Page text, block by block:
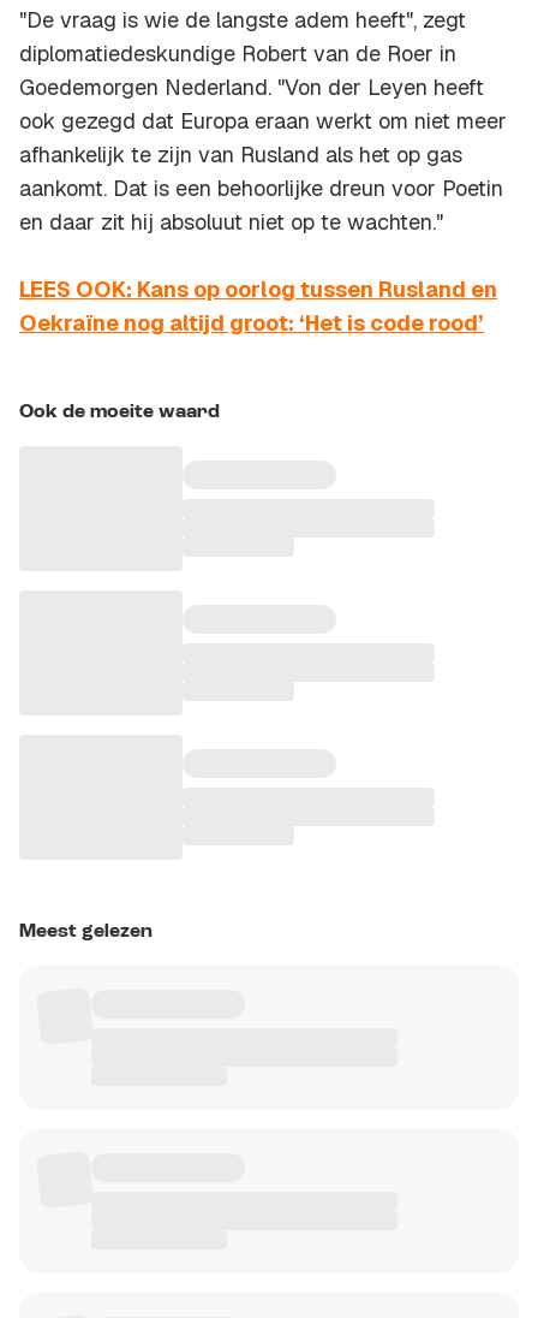
"De vraag is wie de langste adem heeft", zegt
diplomatiedeskundige Robert van de Roer in
Goedemorgen Nederland. "Von der Leyen heeft
ook gezegd dat Europa eraan werkt om niet meer
afhankelijk te zijn van Rusland als het op gas
aankomt. Dat is een behoorlijke dreun voor Poetin
en daar zit hij absoluut niet op te wachten."
LEES OOK: Kans op oorlog tussen Rusland en
Oekraïne nog altijd groot: ‘Het is code rood’
Ook de moeite waard
Meest gelezen